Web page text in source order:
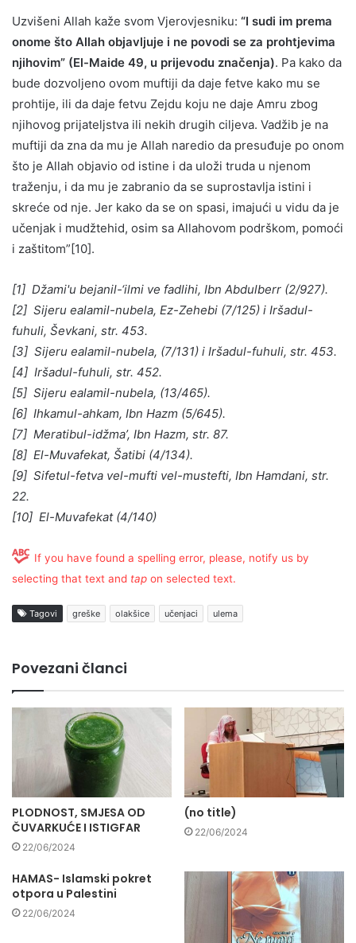
Uzvišeni Allah kaže svom Vjerovjesniku: “I sudi im prema
onome što Allah objavljuje i ne povodi se za prohtjevima
njihovim” (El-Maide 49, u prijevodu značenja). Pa kako da
bude dozvoljeno ovom muftiji da daje fetve kako mu se
prohtije, ili da daje fetvu Zejdu koju ne daje Amru zbog
njihovog prijateljstva ili nekih drugih ciljeva. Vadžib je na
muftiji da zna da mu je Allah naredio da presuđuje po onom
što je Allah objavio od istine i da uloži truda u njenom
traženju, i da mu je zabranio da se suprostavlja istini i
skreće od nje. Jer kako da se on spasi, imajući u vidu da je
učenjak i mudžtehid, osim sa Allahovom podrškom, pomoći
i zaštitom”[10].
[1] Džami'u bejanil-‘ilmi ve fadlihi, Ibn Abdulberr (2/927).
[2] Sijeru ealamil-nubela, Ez-Zehebi (7/125) i Iršadul-
fuhuli, Ševkani, str. 453.
[3] Sijeru ealamil-nubela, (7/131) i Iršadul-fuhuli, str. 453.
[4] Iršadul-fuhuli, str. 452.
[5] Sijeru ealamil-nubela, (13/465).
[6] Ihkamul-ahkam, Ibn Hazm (5/645).
[7] Meratibul-idžma’, Ibn Hazm, str. 87.
[8] El-Muvafekat, Šatibi (4/134).
[9] Sifetul-fetva vel-mufti vel-mustefti, Ibn Hamdani, str.
22.
[10] El-Muvafekat (4/140)
If you have found a spelling error, please, notify us by
selecting that text and tap on selected text.
Tagovi greške olakšice učenjaci ulema
Povezani članci
PLODNOST, SMJESA OD
ČUVARKUĆE I ISTIGFAR
22/06/2024
(no title)
22/06/2024
HAMAS- Islamski pokret
otpora u Palestini
22/06/2024